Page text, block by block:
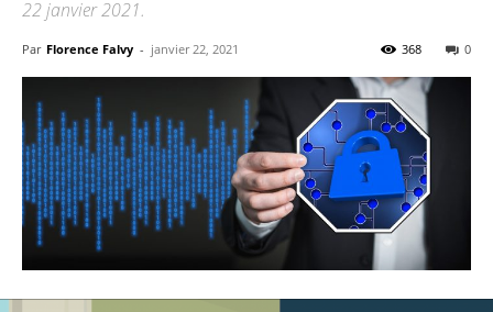
22 janvier 2021.
Par Florence Falvy - janvier 22, 2021 0
368